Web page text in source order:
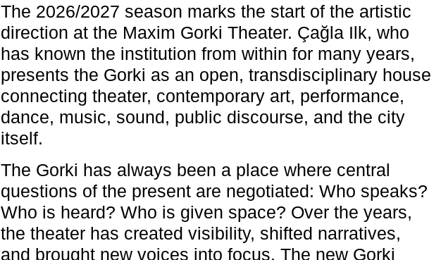
The 2026/2027 season marks the start of the artistic
direction at the Maxim Gorki Theater. Çağla Ilk, who
has known the institution from within for many years,
presents the Gorki as an open, transdisciplinary house
connecting theater, contemporary art, performance,
dance, music, sound, public discourse, and the city
itself.
The Gorki has always been a place where central
questions of the present are negotiated: Who speaks?
Who is heard? Who is given space? Over the years,
the theater has created visibility, shifted narratives,
and brought new voices into focus. The new Gorki